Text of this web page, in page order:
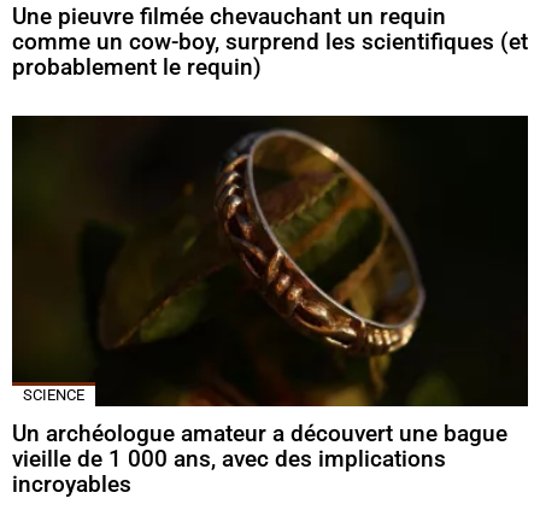
Une pieuvre filmée chevauchant un requin
comme un cow-boy, surprend les scientifiques (et
probablement le requin)
SCIENCE
Un archéologue amateur a découvert une bague
vieille de 1 000 ans, avec des implications
incroyables